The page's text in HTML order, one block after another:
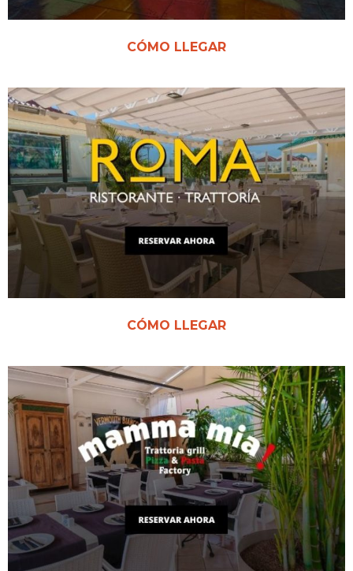
CÓMO LLEGAR
CÓMO LLEGAR